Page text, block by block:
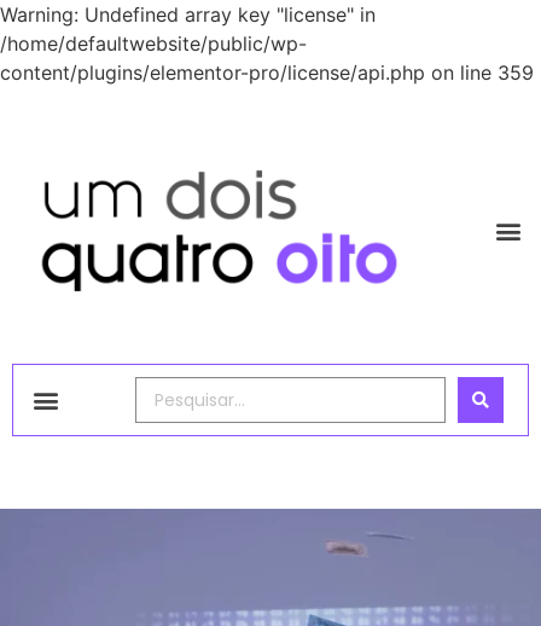
Warning: Undefined array key "license" in
/home/defaultwebsite/public/wp-
content/plugins/elementor-pro/license/api.php on line 359